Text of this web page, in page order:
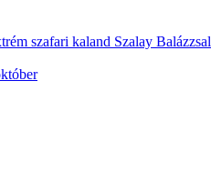
szafari kaland Szalay Balázzsal